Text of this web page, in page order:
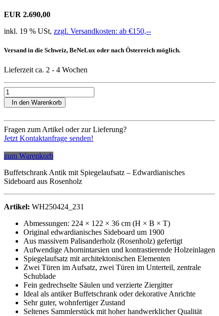
EUR 2.690,00
inkl. 19 % USt, zzgl. Versandkosten: ab €150,--
Versand in die Schweiz, BeNeLux oder nach Österreich möglich.
Lieferzeit ca. 2 - 4 Wochen
In den Warenkorb
Fragen zum Artikel oder zur Lieferung?
Jetzt Kontaktanfrage senden!
zum Warenkorb
Buffetschrank Antik mit Spiegelaufsatz – Edwardianisches
Sideboard aus Rosenholz
Artikel: WH250424_231
Abmessungen: 224 × 122 × 36 cm (H × B × T)
Original edwardianisches Sideboard um 1900
Aus massivem Palisanderholz (Rosenholz) gefertigt
Aufwendige Ahornintarsien und kontrastierende Holzeinlagen
Spiegelaufsatz mit architektonischen Elementen
Zwei Türen im Aufsatz, zwei Türen im Unterteil, zentrale
Schublade
Fein gedrechselte Säulen und verzierte Ziergitter
Ideal als antiker Buffetschrank oder dekorative Anrichte
Sehr guter, wohnfertiger Zustand
Seltenes Sammlerstück mit hoher handwerklicher Qualität